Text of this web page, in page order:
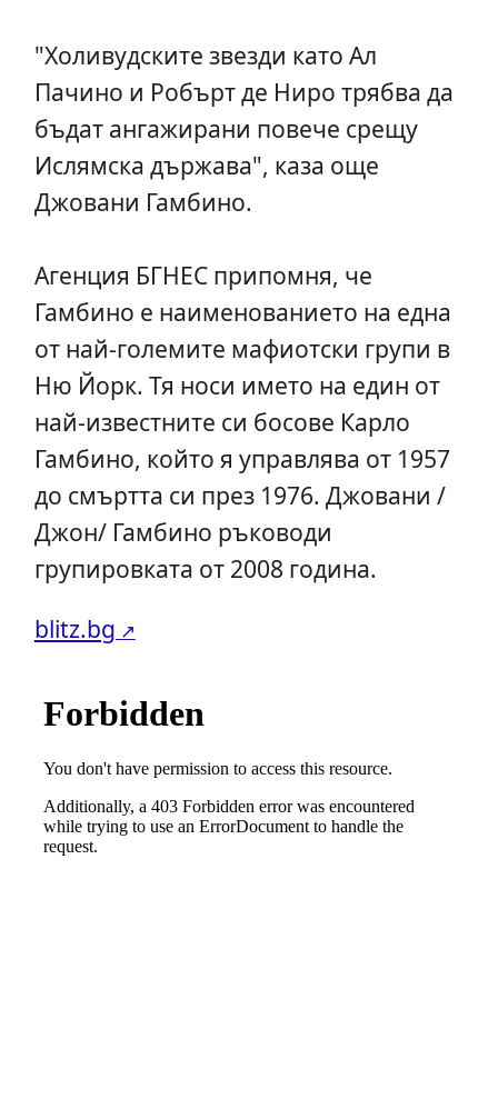
"Холивудските звезди като Ал
Пачино и Робърт де Ниро трябва да
бъдат ангажирани повече срещу
Ислямска държава", каза още
Джовани Гамбино.
Агенция БГНЕС припомня, че
Гамбино е наименованието на една
от най-големите мафиотски групи в
Ню Йорк. Тя носи името на един от
най-известните си босове Карло
Гамбино, който я управлява от 1957
до смъртта си през 1976. Джовани /
Джон/ Гамбино ръководи
групировката от 2008 година.
blitz.bg